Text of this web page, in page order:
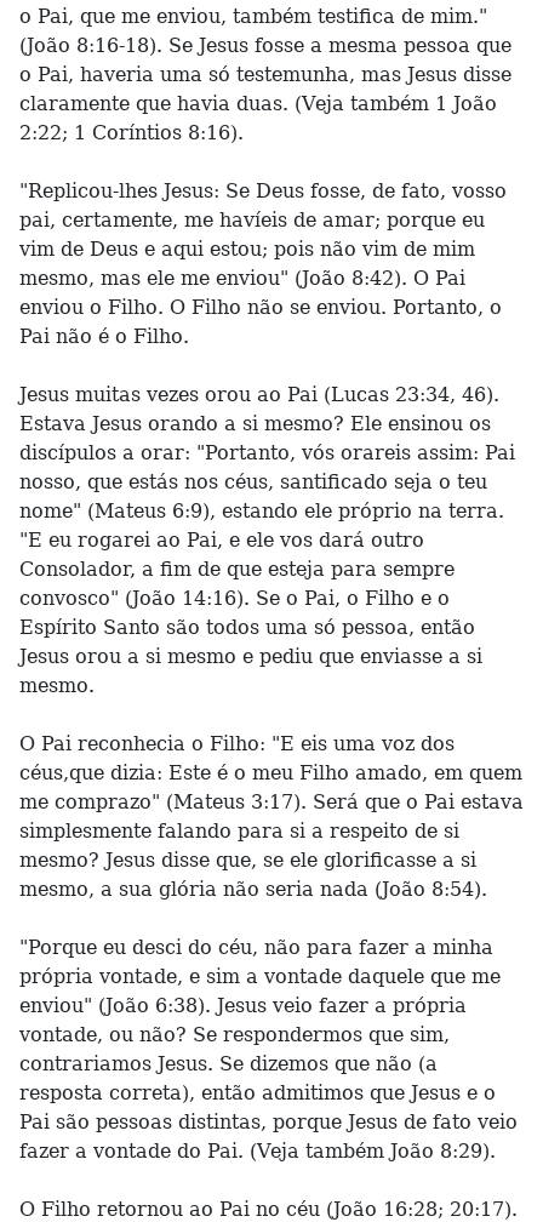
o Pai, que me enviou, também testifica de mim."
(João 8:16-18). Se Jesus fosse a mesma pessoa que
o Pai, haveria uma só testemunha, mas Jesus disse
claramente que havia duas. (Veja também 1 João
2:22; 1 Coríntios 8:16).
"Replicou-lhes Jesus: Se Deus fosse, de fato, vosso
pai, certamente, me havíeis de amar; porque eu
vim de Deus e aqui estou; pois não vim de mim
mesmo, mas ele me enviou" (João 8:42). O Pai
enviou o Filho. O Filho não se enviou. Portanto, o
Pai não é o Filho.
Jesus muitas vezes orou ao Pai (Lucas 23:34, 46).
Estava Jesus orando a si mesmo? Ele ensinou os
discípulos a orar: "Portanto, vós orareis assim: Pai
nosso, que estás nos céus, santificado seja o teu
nome" (Mateus 6:9), estando ele próprio na terra.
"E eu rogarei ao Pai, e ele vos dará outro
Consolador, a fim de que esteja para sempre
convosco" (João 14:16). Se o Pai, o Filho e o
Espírito Santo são todos uma só pessoa, então
Jesus orou a si mesmo e pediu que enviasse a si
mesmo.
O Pai reconhecia o Filho: "E eis uma voz dos
céus,que dizia: Este é o meu Filho amado, em quem
me comprazo" (Mateus 3:17). Será que o Pai estava
simplesmente falando para si a respeito de si
mesmo? Jesus disse que, se ele glorificasse a si
mesmo, a sua glória não seria nada (João 8:54).
"Porque eu desci do céu, não para fazer a minha
própria vontade, e sim a vontade daquele que me
enviou" (João 6:38). Jesus veio fazer a própria
vontade, ou não? Se respondermos que sim,
contrariamos Jesus. Se dizemos que não (a
resposta correta), então admitimos que Jesus e o
Pai são pessoas distintas, porque Jesus de fato veio
fazer a vontade do Pai. (Veja também João 8:29).
O Filho retornou ao Pai no céu (João 16:28; 20:17).